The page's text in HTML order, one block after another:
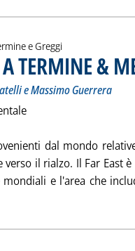
e Greggi
TERMINE &
e Massimo Guerrera
dal mondo
verso il rialzo. Il Far East
e l'area che